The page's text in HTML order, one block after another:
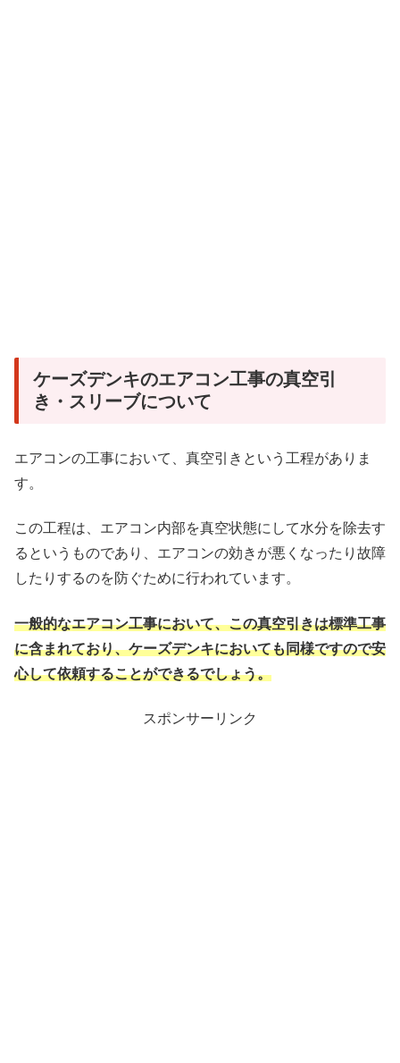
ケーズデンキのエアコン工事の真空引
き・スリーブについて
エアコンの工事において、真空引きという工程がありま
す。
この工程は、エアコン内部を真空状態にして水分を除去す
るというものであり、エアコンの効きが悪くなったり故障
したりするのを防ぐために行われています。
一般的なエアコン工事において、この真空引きは標準工事
に含まれており、ケーズデンキにおいても同様ですので安
心して依頼することができるでしょう。
スポンサーリンク